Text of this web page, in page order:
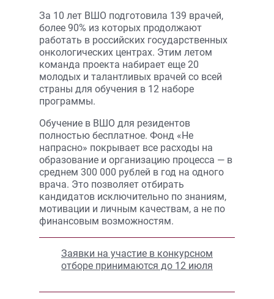
За 10 лет ВШО подготовила 139 врачей,
более 90% из которых продолжают
работать в российских государственных
онкологических центрах. Этим летом
команда проекта набирает еще 20
молодых и талантливых врачей со всей
страны для обучения в 12 наборе
программы.
Обучение в ВШО для резидентов
полностью бесплатное. Фонд «Не
напрасно» покрывает все расходы на
образование и организацию процесса — в
среднем 300 000 рублей в год на одного
врача. Это позволяет отбирать
кандидатов исключительно по знаниям,
мотивации и личным качествам, а не по
финансовым возможностям.
Заявки на участие в конкурсном
отборе принимаются до 12 июля